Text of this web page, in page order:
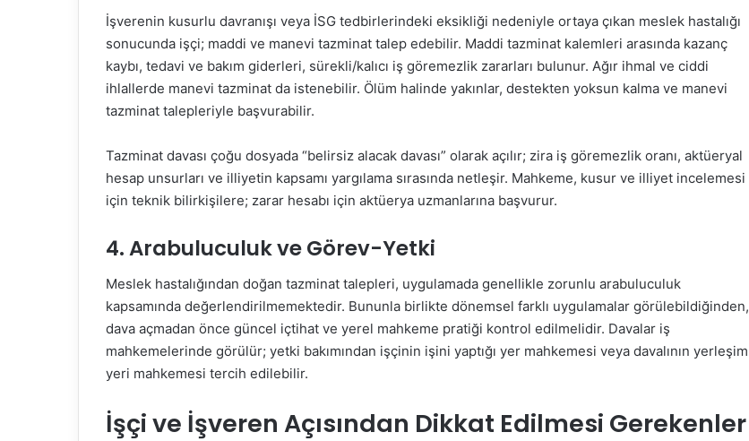
İşverenin kusurlu davranışı veya İSG tedbirlerindeki eksikliği nedeniyle ortaya çıkan meslek hastalığı
sonucunda işçi; maddi ve manevi tazminat talep edebilir. Maddi tazminat kalemleri arasında kazanç
kaybı, tedavi ve bakım giderleri, sürekli/kalıcı iş göremezlik zararları bulunur. Ağır ihmal ve ciddi
ihlallerde manevi tazminat da istenebilir. Ölüm halinde yakınlar, destekten yoksun kalma ve manevi
tazminat talepleriyle başvurabilir.
Tazminat davası çoğu dosyada “belirsiz alacak davası” olarak açılır; zira iş göremezlik oranı, aktüeryal
hesap unsurları ve illiyetin kapsamı yargılama sırasında netleşir. Mahkeme, kusur ve illiyet incelemesi
için teknik bilirkişilere; zarar hesabı için aktüerya uzmanlarına başvurur.
4. Arabuluculuk ve Görev-Yetki
Meslek hastalığından doğan tazminat talepleri, uygulamada genellikle zorunlu arabuluculuk
kapsamında değerlendirilmemektedir. Bununla birlikte dönemsel farklı uygulamalar görülebildiğinden,
dava açmadan önce güncel içtihat ve yerel mahkeme pratiği kontrol edilmelidir. Davalar iş
mahkemelerinde görülür; yetki bakımından işçinin işini yaptığı yer mahkemesi veya davalının yerleşim
yeri mahkemesi tercih edilebilir.
İşçi ve İşveren Açısından Dikkat Edilmesi Gerekenler